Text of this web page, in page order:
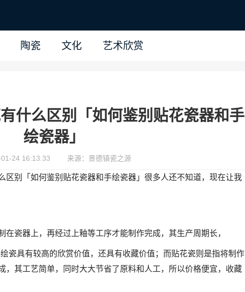
陶瓷 文化 艺术欣赏
什么区别「如何鉴别贴花瓷器和手
绘瓷器」
24 16:13:33 来源：景德镇瓷之源
区别「如何鉴别贴花瓷器和手绘瓷器」很多人还不知道，现在让我
在瓷器上，再经过上釉等工序才能制作完成，其生产周期长，
瓷具有较高的欣赏价值，还具有收藏价值；而贴花瓷则是指将制作
，其工艺简单，同时大大节省了原料和人工，所以价格便宜，收藏